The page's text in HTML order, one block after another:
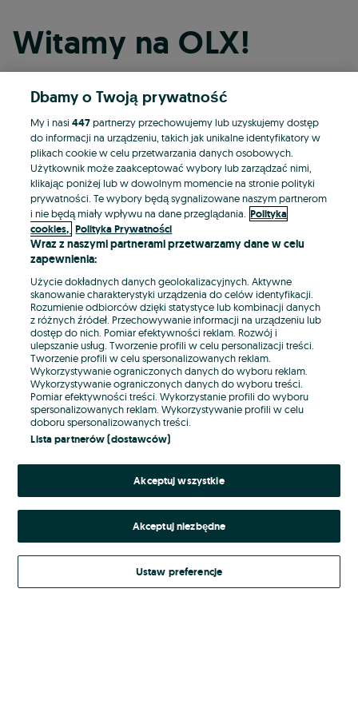
Witamy na OLX!
Kontynuuj przez Facebooka
Kontynuuj przez konto Apple
Kontynuuj przez konto Google
LUB
E-mail
Hasło
Nie pamiętasz hasła?
Zaloguj się
Kontynuując za pośrednictwem jednego z dostawców wskazanych powyżej,
Regulamin serwisuOLX.pl w jego aktualnym brzmieniu.
Dbamy o Twoją prywatność
My i nasi447partnerzy przechowujemy lub uzyskujemy dostęp
do informacji na urządzeniu, takich jak unikalne identyfikatory w
plikach cookie w celu przetwarzania danych osobowych.
Użytkownik może zaakceptować wybory lub zarządzać nimi,
klikając poniżej lub w dowolnym momencie na stronie polityki
prywatności. Te wybory będą sygnalizowane naszym partnerom
i nie będą miały wpływu na dane przeglądania. Polityka
cookies, Polityka Prywatności
Wraz z naszymi partnerami przetwarzamy dane w celu
zapewnienia:
Użycie dokładnych danych geolokalizacyjnych. Aktywne
skanowanie charakterystyki urządzenia do celów identyfikacji.
Rozumienie odbiorców dzięki statystyce lub kombinacji danych
z różnych źródeł. Przechowywanie informacji na urządzeniu lub
dostęp do nich. Pomiar efektywności reklam. Rozwój i
ulepszanie usług. Tworzenie profili w celu personalizacji treści.
Tworzenie profili w celu spersonalizowanych reklam.
Wykorzystywanie ograniczonych danych do wyboru reklam.
Wykorzystywanie ograniczonych danych do wyboru treści.
Pomiar efektywności treści. Wykorzystanie profili do wyboru
spersonalizowanych reklam. Wykorzystywanie profili w celu
doboru spersonalizowanych treści.
Lista partnerów (dostawców)
Akceptuj wszystkie
Akceptuj niezbędne
Ustaw preferencje